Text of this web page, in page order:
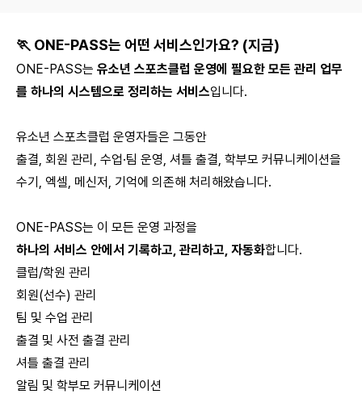
🏃 ONE-PASS는 어떤 서비스인가요? (지금)
ONE-PASS는 유소년 스포츠클럽 운영에 필요한 모든 관리 업무
를 하나의 시스템으로 정리하는 서비스입니다.
유소년 스포츠클럽 운영자들은 그동안
출결, 회원 관리, 수업·팀 운영, 셔틀 출결, 학부모 커뮤니케이션을
수기, 엑셀, 메신저, 기억에 의존해 처리해왔습니다.
ONE-PASS는 이 모든 운영 과정을
하나의 서비스 안에서 기록하고, 관리하고, 자동화합니다.
클럽/학원 관리
회원(선수) 관리
팀 및 수업 관리
출결 및 사전 출결 관리
셔틀 출결 관리
알림 및 학부모 커뮤니케이션